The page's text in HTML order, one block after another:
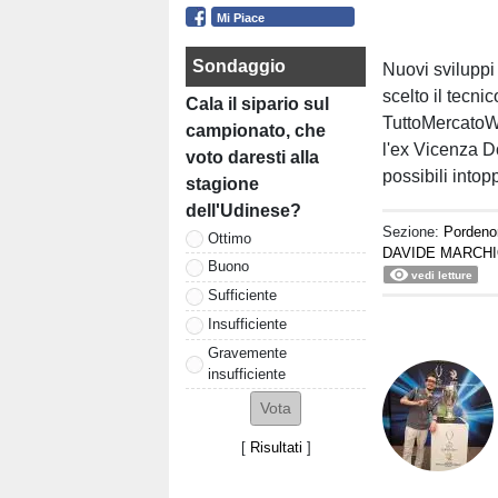
Mi Piace
Sondaggio
Cala il sipario sul
campionato, che
voto daresti alla
stagione
dell'Udinese?
Ottimo
Buono
Sufficiente
Insufficiente
Gravemente
insufficiente
[ Risultati ]
Nuovi
scelto il
l'ex Vicenza
possibili
Sezione:
DAVIDE
vedi letture